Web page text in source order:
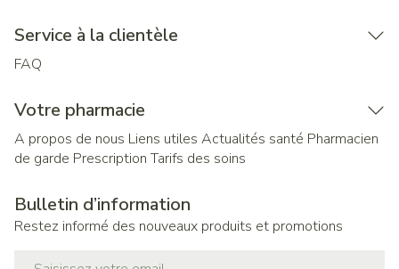
Service à la clientèle
FAQ
Votre pharmacie
A propos de nous Liens utiles Actualités santé Pharmacien
de garde Prescription Tarifs des soins
Bulletin d’information
Restez informé des nouveaux produits et promotions